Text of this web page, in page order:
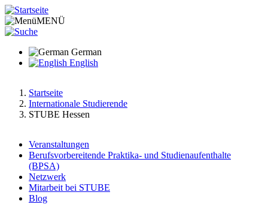
Direkt
zum
Inhalt
MENÜ
German
English
Pfadnavigation
Startseite
Internationale Studierende
STUBE Hessen
Main
menu
Veranstaltungen
Berufsvorbereitende Praktika- und Studienaufenthalte
(BPSA)
Netzwerk
Mitarbeit bei STUBE
Blog